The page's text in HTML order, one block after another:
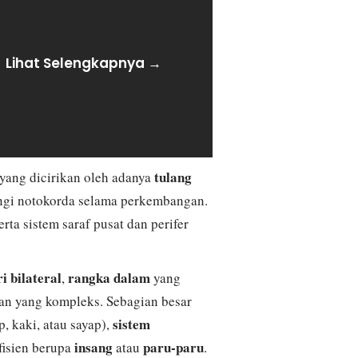
Lihat Selengkapnya →
dicirikan oleh adanyatulang
notokorda selama perkembangan.
sistem saraf pusat dan perifer
bilateral,rangka dalamyang
yang kompleks. Sebagian besar
kaki, atau sayap),sistem
berupainsangatauparu-paru.